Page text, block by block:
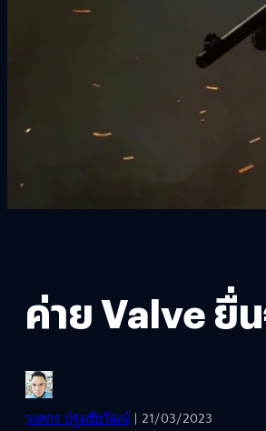
ค่าย Valve ยื่
วงศกร ปฐมชัยวัฒน์ | 21/03/2023